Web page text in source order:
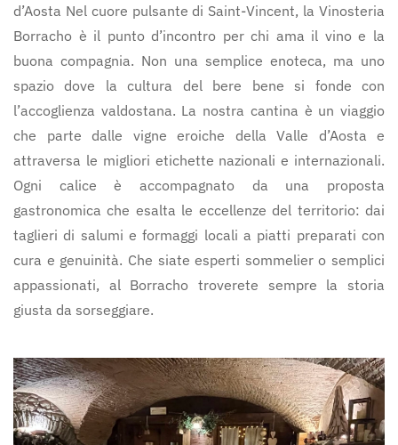
d’Aosta Nel cuore pulsante di Saint-Vincent, la Vinosteria
Borracho è il punto d’incontro per chi ama il vino e la
buona compagnia. Non una semplice enoteca, ma uno
spazio dove la cultura del bere bene si fonde con
l’accoglienza valdostana. La nostra cantina è un viaggio
che parte dalle vigne eroiche della Valle d’Aosta e
attraversa le migliori etichette nazionali e internazionali.
Ogni calice è accompagnato da una proposta
gastronomica che esalta le eccellenze del territorio: dai
taglieri di salumi e formaggi locali a piatti preparati con
cura e genuinità. Che siate esperti sommelier o semplici
appassionati, al Borracho troverete sempre la storia
giusta da sorseggiare.